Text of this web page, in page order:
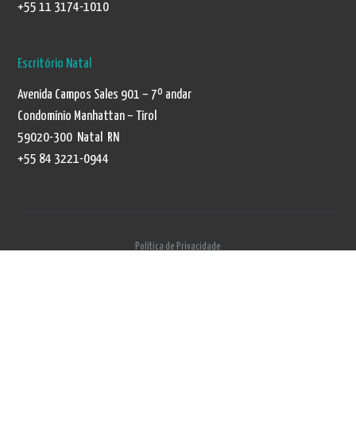
+55 11 3174-1010
Escritório Natal
Avenida Campos Sales 901 – 7º andar
Condomínio Manhattan – Tirol
59020-300 Natal RN
+55 84 3221-0944
Política de Privacidade